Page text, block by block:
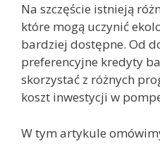
Na szczęście istnieją
które mogą uczynić
bardziej dostępne. Od
preferencyjne kredyty
skorzystać z różnych
koszt inwestycji w
W tym artykule